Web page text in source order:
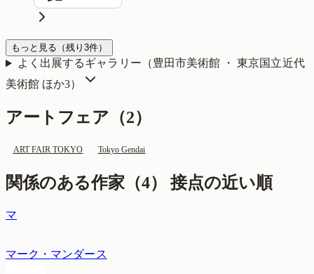
もっと見る （残り 3件）
よく出展するギャラリー（豊田市美術館 ・ 東京国立近代
美術館 ほか3）
アートフェア（2）
ART FAIR TOKYO Tokyo Gendai
関係のある作家（4） 接点の近い順
マ
マーク・マンダース